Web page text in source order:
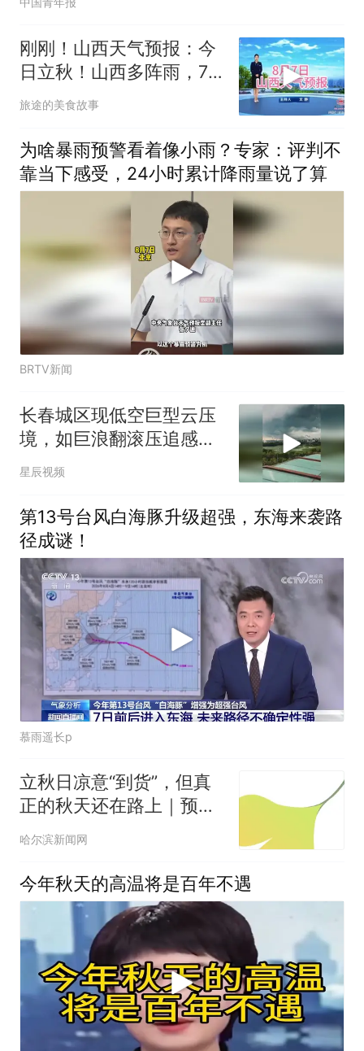
刚刚！山西天气预报：今
日立秋！山西多阵雨，7
号夜间局地暴雨
旅途的美食故事
为啥暴雨预警看着像小雨？专家：评判不
靠当下感受，24小时累计降雨量说了算
BRTV新闻
长春城区现低空巨型云压
境，如巨浪翻滚压追感十
足
星辰视频
第13号台风白海豚升级超强，东海来袭路
径成谜！
慕雨遥长p
立秋日凉意“到货”，但真
正的秋天还在路上｜预计
下周气温将再次回升
哈尔滨新闻网
今年秋天的高温将是百年不遇